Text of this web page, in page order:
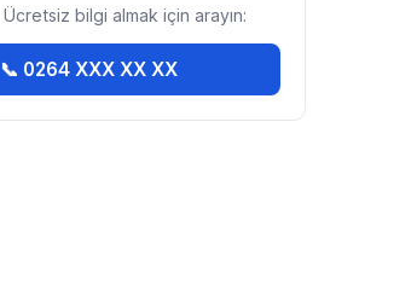
Ücretsiz bilgi almak için arayın:
📞 0264 XXX XX XX